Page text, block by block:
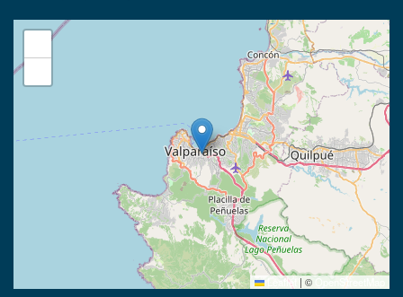
Leaflet | © OpenStreetMap